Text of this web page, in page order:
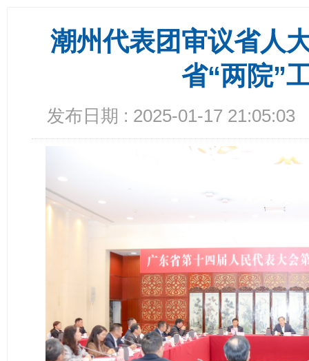
潮州代表团审议省人
省“两院”
发布日期 : 2025-01-17 21:05:03